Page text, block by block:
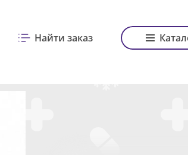
Найти заказ